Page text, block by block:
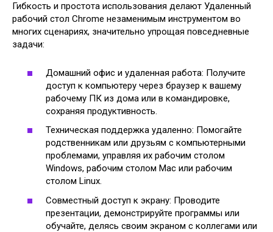
Гибкость и простота использования делают Удаленный
рабочий стол Chrome незаменимым инструментом во
многих сценариях, значительно упрощая повседневные
задачи:
Домашний офис и удаленная работа: Получите
доступ к компьютеру через браузер к вашему
рабочему ПК из дома или в командировке,
сохраняя продуктивность.
Техническая поддержка удаленно: Помогайте
родственникам или друзьям с компьютерными
проблемами, управляя их рабочим столом
Windows, рабочим столом Mac или рабочим
столом Linux.
Совместный доступ к экрану: Проводите
презентации, демонстрируйте программы или
обучайте, делясь своим экраном с коллегами или